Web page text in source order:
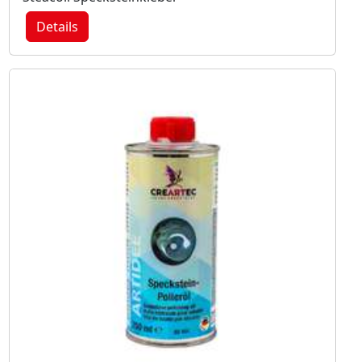
Details